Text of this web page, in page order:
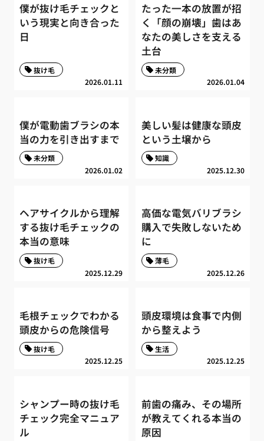
僕が抜け毛チェックと
いう現実と向き合った
日
2026.01.11
抜け毛
たった一本の放置が招
く「顔の崩壊」歯はあ
なたの美しさを支える
土台
2026.01.04
未分類
僕が電動歯ブラシの本
当の力を引き出すまで
2026.01.02
未分類
美しい髪は健康な頭皮
という土壌から
2025.12.30
知識
ヘアサイクルから理解
する抜け毛チェックの
本当の意味
2025.12.29
抜け毛
高価な電気バリブラシ
購入で失敗しないため
に
2025.12.26
薄毛
毛根チェックでわかる
頭皮からの危険信号
2025.12.25
抜け毛
頭皮環境は食事で内側
から整えよう
2025.12.25
生活
シャンプー時の抜け毛
チェック完全マニュア
ル
前歯の痛み、その場所
が教えてくれる本当の
原因